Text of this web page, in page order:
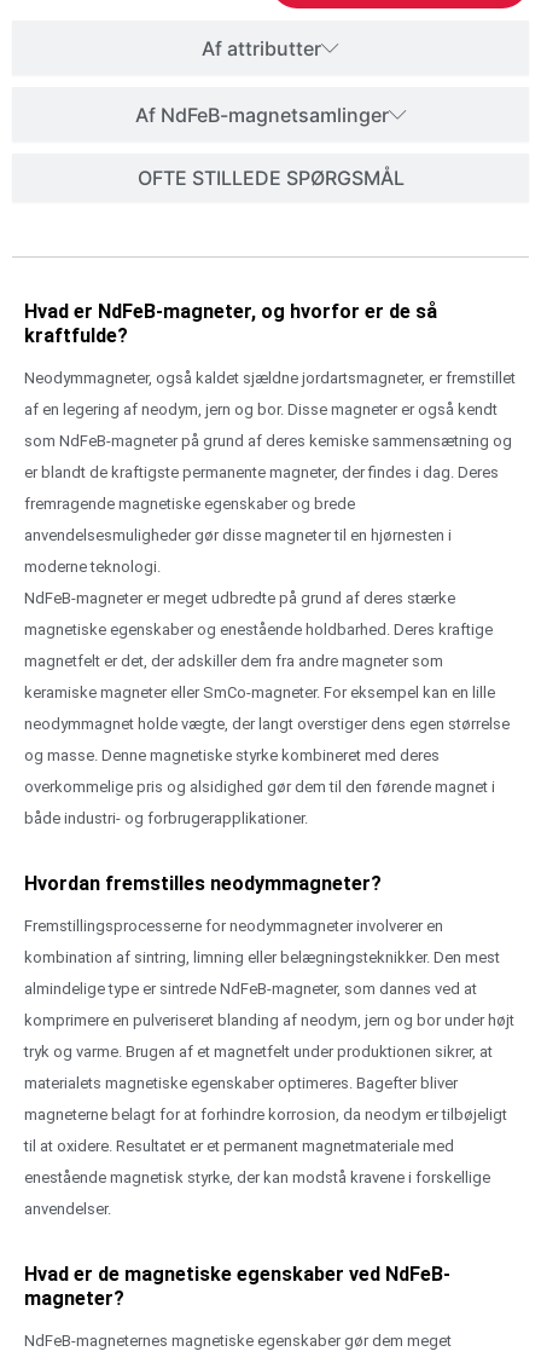
Af attributter
Af NdFeB-magnetsamlinger
OFTE STILLEDE SPØRGSMÅL
Hvad er NdFeB-magneter, og hvorfor er de så
kraftfulde?
Neodymmagneter, også kaldet sjældne jordartsmagneter, er fremstillet
af en legering af neodym, jern og bor. Disse magneter er også kendt
som NdFeB-magneter på grund af deres kemiske sammensætning og
er blandt de kraftigste permanente magneter, der findes i dag. Deres
fremragende magnetiske egenskaber og brede
anvendelsesmuligheder gør disse magneter til en hjørnesten i
moderne teknologi.
NdFeB-magneter er meget udbredte på grund af deres stærke
magnetiske egenskaber og enestående holdbarhed. Deres kraftige
magnetfelt er det, der adskiller dem fra andre magneter som
keramiske magneter eller SmCo-magneter. For eksempel kan en lille
neodymmagnet holde vægte, der langt overstiger dens egen størrelse
og masse. Denne magnetiske styrke kombineret med deres
overkommelige pris og alsidighed gør dem til den førende magnet i
både industri- og forbrugerapplikationer.
Hvordan fremstilles neodymmagneter?
Fremstillingsprocesserne for neodymmagneter involverer en
kombination af sintring, limning eller belægningsteknikker. Den mest
almindelige type er sintrede NdFeB-magneter, som dannes ved at
komprimere en pulveriseret blanding af neodym, jern og bor under højt
tryk og varme. Brugen af et magnetfelt under produktionen sikrer, at
materialets magnetiske egenskaber optimeres. Bagefter bliver
magneterne belagt for at forhindre korrosion, da neodym er tilbøjeligt
til at oxidere. Resultatet er et permanent magnetmateriale med
enestående magnetisk styrke, der kan modstå kravene i forskellige
anvendelser.
Hvad er de magnetiske egenskaber ved NdFeB-
magneter?
NdFeB-magneternes magnetiske egenskaber gør dem meget